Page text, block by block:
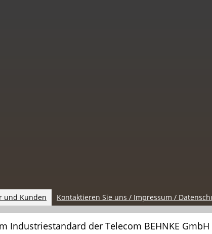
und Kunden Kontaktieren Sie uns / Impressum /
Industriestandard der Telecom BEHNKE GmbH